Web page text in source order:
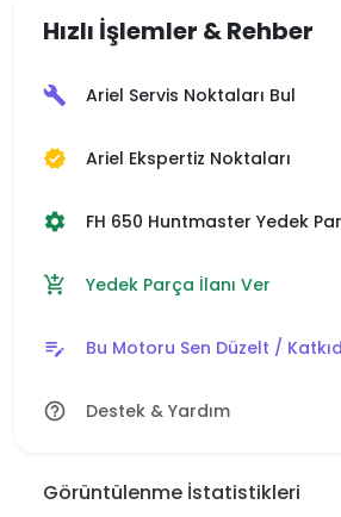
Hızlı İşlemler & Rehber
build Ariel Servis Noktaları Bul
verified Ariel Ekspertiz Noktaları
settings FH 650 Huntmaster Yedek
add_shopping_cart Yedek Parça İlanı Ver
edit_note Bu Motoru Sen Düzelt /
help_outline Destek & Yardım
Görüntülenme İstatistikleri